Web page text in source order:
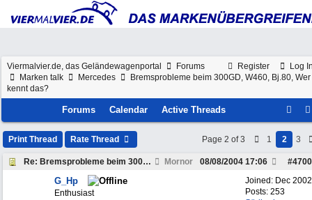
Register Log
Viermalvier.de, das Geländewagenportal
Forums
Marken talk
Mercedes
Bremsprobleme beim 300GD, W460, Bj.80, Wer
kennt das?
Forums Calendar Active Threads
Print Thread Rate Thread Page 2 of 3 1 2 3
Re: Bremsprobleme beim 300GD, W460, Bj.80, Wer kennt das? Mornor #4700
08/08/2004 17:06
Joined: Dec 2002
Posts: 253
G_Hp
Enthusiast